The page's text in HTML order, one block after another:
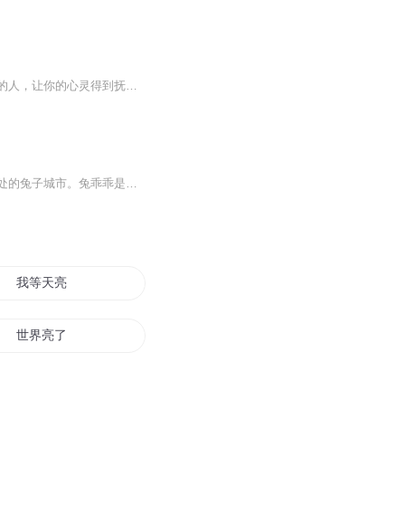
我想，人生总要等一场日出。在这里，将我的生活分享给大家，治愈更多的心灵，温暖更多的人，让你的心灵得到抚慰。愿为春天写遍荒山，直至青山得意，文章皆为原创希望屏幕前的你读很多书，走很远的路。我希望你爱很多人，也被很多人爱。我希望你走过人山人...
版权所有，翻录必究！在一个遥远的国度，有一个城市叫月亮城。这是一个所有兔子和平共处的兔子城市。兔乖乖是一只乖巧的小兔子。...
我等天亮
世界亮了